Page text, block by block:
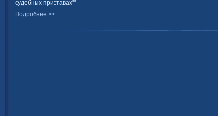
судебных приставах""
Подробнее >>